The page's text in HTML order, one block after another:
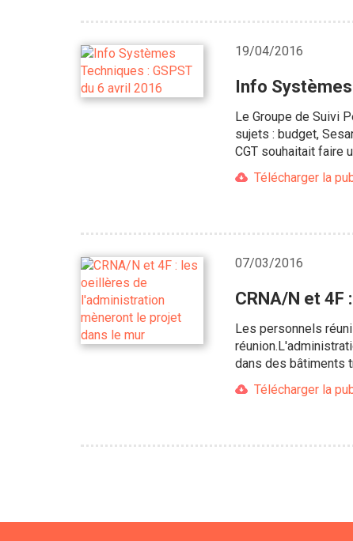
19/04/2016
Info Systèmes
Le Groupe de Suivi
sujets : budget,
CGT souhaitait faire
Télécharger la
07/03/2016
CRNA/N et
Les personnels
dans des bâtiments
Télécharger la